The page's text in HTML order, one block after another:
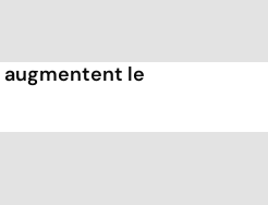
augmentent le